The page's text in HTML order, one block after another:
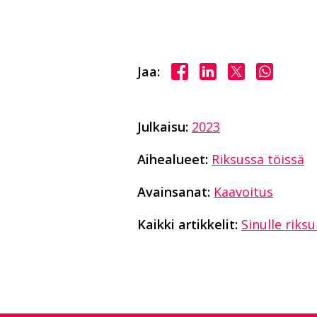
Jaa: Jaa Facebookissa
Jaa LinkedInissä
Jaa X:ssä
Jaa
Julkaisu: 2023
Aihealueet: Riksussa töissä
Avainsanat: Kaavoitus
Kaikki artikkelit: Sinulle